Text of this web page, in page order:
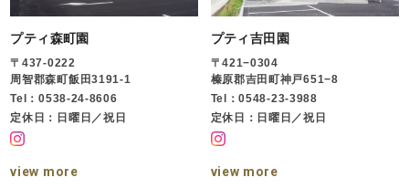
プティ森町園
〒437-0222
周智郡森町飯田3191-1
Tel：0538-24-8606
定休日：日曜日／祝日
view more
プティ吉田園
〒421−0304
榛原郡吉田町神戸651−8
Tel：0548-23-3988
定休日：日曜日／祝日
view more